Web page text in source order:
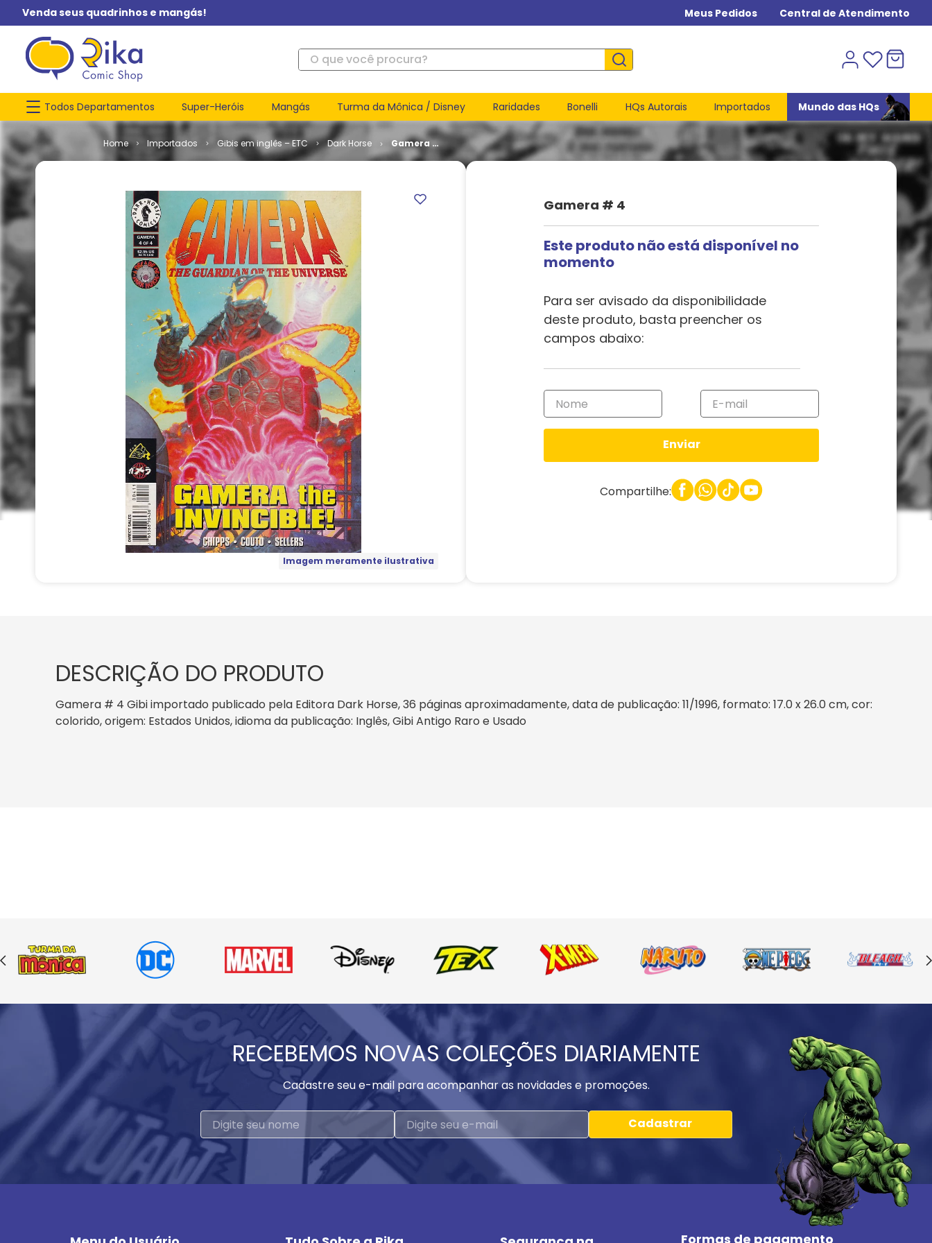
Venda seus quadrinhos e mangás! Meus Pedidos Central de Atendimento
O que você procura?
Todos Departamentos Super-Heróis Mangás Turma da Mônica / Disney Raridades Bonelli HQs Autorais Importados Mundo das HQs
Importados Gibis em inglês – ETC Dark Horse
Gamera #
4
Imagem meramente ilustrativa
Gamera # 4
Este produto não está disponível no
momento
Para ser avisado da disponibilidade
deste produto, basta preencher os
campos abaixo:
Enviar
Compartilhe:
DESCRIÇÃO DO PRODUTO
Gamera # 4 Gibi importado publicado pela Editora Dark Horse, 36 páginas aproximadamente, data de publicação: 11/1996, formato: 17.0 x 26.0 cm, cor:
colorido, origem: Estados Unidos, idioma da publicação: Inglês, Gibi Antigo Raro e Usado
RECEBEMOS NOVAS COLEÇÕES DIARIAMENTE
Cadastre seu e-mail para acompanhar as novidades e promoções.
Cadastrar
Formas de pagamento